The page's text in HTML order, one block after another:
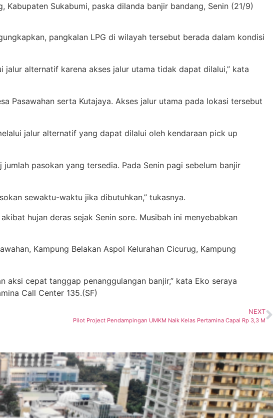
Kabupaten Sukabumi, paska dilanda banjir bandang, Senin (21/9)
pangkalan LPG di wilayah tersebut berada dalam kondisi
jalur alternatif karena akses jalur utama tidak dapat dilalui,” kata
Pasawahan serta Kutajaya. Akses jalur utama pada lokasi tersebut
jalur alternatif yang dapat dilalui oleh kendaraan pick up
pasokan yang tersedia. Pada Senin pagi sebelum banjir
sewaktu-waktu jika dibutuhkan,” tukasnya.
hujan deras sejak Senin sore. Musibah ini menyebabkan
Kampung Belakan Aspol Kelurahan Cicurug, Kampung
aksi cepat tanggap penanggulangan banjir,” kata Eko seraya
Call Center 135.(SF)
NEXT
Pilot Project Pendampingan UMKM Naik Kelas Pertamina Capai Rp 3,3 M